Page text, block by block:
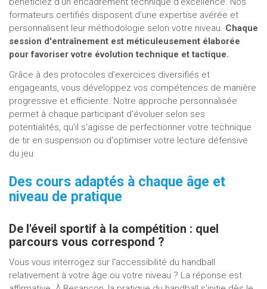
formateurs certifiés disposent d'une expertise avérée et
personnalisent leur méthodologie selon votre niveau. Chaque
session d'entraînement est méticuleusement élaborée
pour favoriser votre évolution technique et tactique.
Grâce à des protocoles d'exercices diversifiés et
engageants, vous développez vos compétences de manière
progressive et efficiente. Notre approche personnalisée
permet à chaque participant d'évoluer selon ses
potentialités, qu'il s'agisse de perfectionner votre technique
de tir en suspension ou d'optimiser votre lecture défensive
du jeu.
Des cours adaptés à chaque âge et
niveau de pratique
De l'éveil sportif à la compétition : quel
parcours vous correspond ?
Vous vous interrogez sur l'accessibilité du handball
relativement à votre âge ou votre niveau ? La réponse est